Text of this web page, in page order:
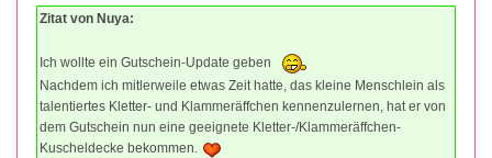
Zitat von Nuya:
Ich wollte ein Gutschein-Update geben
Nachdem ich mitlerweile etwas Zeit hatte, das kleine Menschlein als
talentiertes Kletter- und Klammeräffchen kennenzulernen, hat er von
dem Gutschein nun eine geeignete Kletter-/Klammeräffchen-
Kuscheldecke bekommen.